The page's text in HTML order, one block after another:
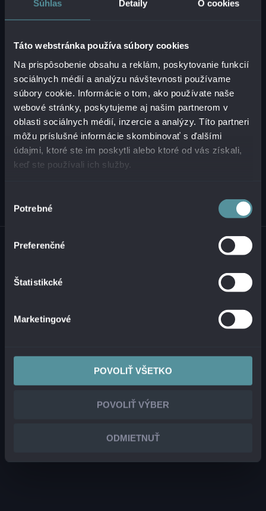
Súhlas Detaily O cookies
Táto webstránka používa súbory cookies
Na prispôsobenie obsahu a reklám, poskytovanie funkcií
sociálnych médií a analýzu návštevnosti používame
súbory cookie. Informácie o tom, ako používate naše
webové stránky, poskytujeme aj našim partnerom v
oblasti sociálnych médií, inzercie a analýzy. Títo partneri
môžu príslušné informácie skombinovať s ďalšími
údajmi, ktoré ste im poskytli alebo ktoré od vás získali,
keď ste používali ich služby.
súhlasu
Potrebné
Preferenčné
Štatistikcké
Marketingové
POVOLIŤ VŠETKO
POVOLIŤ VÝBER
ODMIETNUŤ
SK2121747573
+421 2 321 12 500
info@alanata.sk
O NÁS
RIEŠENIA
© 2026 ALANATA •
NAHLASOVANIE
NAHLASOVANIE INCIDENTOV